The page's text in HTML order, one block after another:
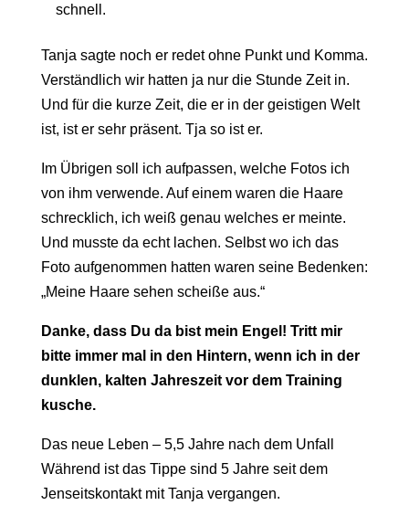
schnell.
Tanja sagte noch er redet ohne Punkt und Komma.
Verständlich wir hatten ja nur die Stunde Zeit in.
Und für die kurze Zeit, die er in der geistigen Welt
ist, ist er sehr präsent. Tja so ist er.
Im Übrigen soll ich aufpassen, welche Fotos ich
von ihm verwende. Auf einem waren die Haare
schrecklich, ich weiß genau welches er meinte.
Und musste da echt lachen. Selbst wo ich das
Foto aufgenommen hatten waren seine Bedenken:
„Meine Haare sehen scheiße aus.“
Danke, dass Du da bist mein Engel! Tritt mir
bitte immer mal in den Hintern, wenn ich in der
dunklen, kalten Jahreszeit vor dem Training
kusche.
Das neue Leben – 5,5 Jahre nach dem Unfall
Während ist das Tippe sind 5 Jahre seit dem
Jenseitskontakt mit Tanja vergangen.